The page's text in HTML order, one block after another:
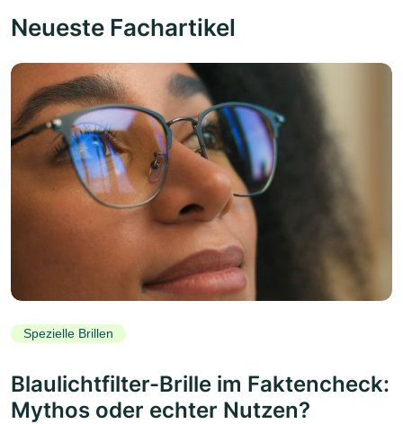
Neueste Fachartikel
Spezielle Brillen
Blaulichtfilter-Brille im Faktencheck:
Mythos oder echter Nutzen?